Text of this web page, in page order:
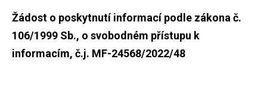
Žádost o poskytnutí informací podle zákona č.
106/1999 Sb., o svobodném přístupu k
informacím, č.j. MF-24568/2022/48